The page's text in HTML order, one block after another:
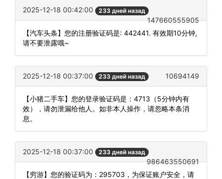
2025-12-18 00:42:00 233 дней назад
147660555905
【汽车头条】您的注册验证码是: 442441. 有效期10分钟,
请不要泄露哦~
2025-12-18 00:37:00 233 дней назад 10694149
【小猪二手车】您的登录验证码是：4713（5分钟内有
效），请勿泄漏给他人。如非本人操作，请忽略本条消
息。
2025-12-18 00:37:00 233 дней назад
986463550691
【穷游】您的验证码为：295703，为保证账户安全，请